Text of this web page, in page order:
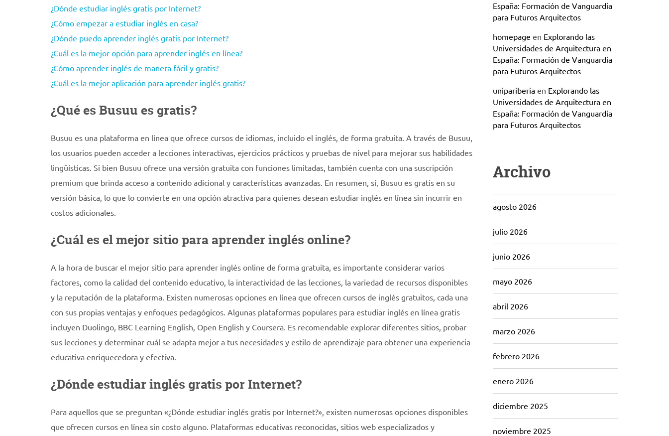
¿Dónde estudiar inglés gratis por Internet?
¿Cómo empezar a estudiar inglés en casa?
¿Dónde puedo aprender inglés gratis por Internet?
¿Cuál es la mejor opción para aprender inglés en línea?
¿Cómo aprender inglés de manera fácil y gratis?
¿Cuál es la mejor aplicación para aprender inglés gratis?
¿Qué es Busuu es gratis?
Busuu es una plataforma en línea que ofrece cursos de idiomas, incluido el inglés, de forma gratuita. A través de Busuu,
los usuarios pueden acceder a lecciones interactivas, ejercicios prácticos y pruebas de nivel para mejorar sus habilidades
lingüísticas. Si bien Busuu ofrece una versión gratuita con funciones limitadas, también cuenta con una suscripción
premium que brinda acceso a contenido adicional y características avanzadas. En resumen, sí, Busuu es gratis en su
versión básica, lo que lo convierte en una opción atractiva para quienes desean estudiar inglés en línea sin incurrir en
costos adicionales.
¿Cuál es el mejor sitio para aprender inglés online?
A la hora de buscar el mejor sitio para aprender inglés online de forma gratuita, es importante considerar varios
factores, como la calidad del contenido educativo, la interactividad de las lecciones, la variedad de recursos disponibles
y la reputación de la plataforma. Existen numerosas opciones en línea que ofrecen cursos de inglés gratuitos, cada una
con sus propias ventajas y enfoques pedagógicos. Algunas plataformas populares para estudiar inglés en línea gratis
incluyen Duolingo, BBC Learning English, Open English y Coursera. Es recomendable explorar diferentes sitios, probar
sus lecciones y determinar cuál se adapta mejor a tus necesidades y estilo de aprendizaje para obtener una experiencia
educativa enriquecedora y efectiva.
¿Dónde estudiar inglés gratis por Internet?
Para aquellos que se preguntan «¿Dónde estudiar inglés gratis por Internet?», existen numerosas opciones disponibles
que ofrecen cursos en línea sin costo alguno. Plataformas educativas reconocidas, sitios web especializados y
España: Formación de Vanguardia
para Futuros Arquitectos
homepage en Explorando las
Universidades de Arquitectura en
España: Formación de Vanguardia
para Futuros Arquitectos
unipariberiaen Explorando las
Universidades de Arquitectura en
España: Formación de Vanguardia
para Futuros Arquitectos
Archivo
agosto 2026
julio 2026
junio 2026
mayo 2026
abril 2026
marzo 2026
febrero 2026
enero 2026
diciembre 2025
noviembre 2025